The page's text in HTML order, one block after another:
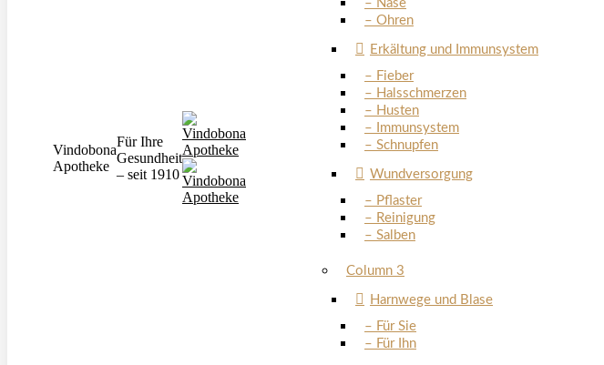
Vindobona
Apotheke
Für Ihre
Gesundheit
– seit 1910
– Nase
– Ohren
Erkältung und Immunsystem
– Fieber
– Halsschmerzen
– Husten
– Immunsystem
– Schnupfen
Wundversorgung
– Pflaster
– Reinigung
– Salben
Column 3
Harnwege und Blase
– Für Sie
– Für Ihn